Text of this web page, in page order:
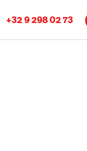
+32 9 298 02 73